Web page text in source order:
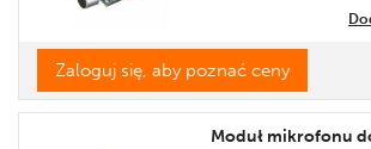
Zaloguj się, aby poznać ceny
Moduł mikrofonu